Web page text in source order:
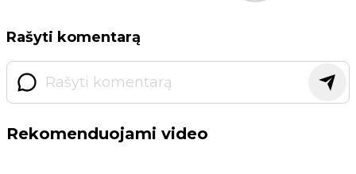
Rašyti komentarą
Rekomenduojami video